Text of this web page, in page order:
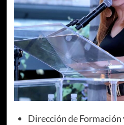
Dirección de